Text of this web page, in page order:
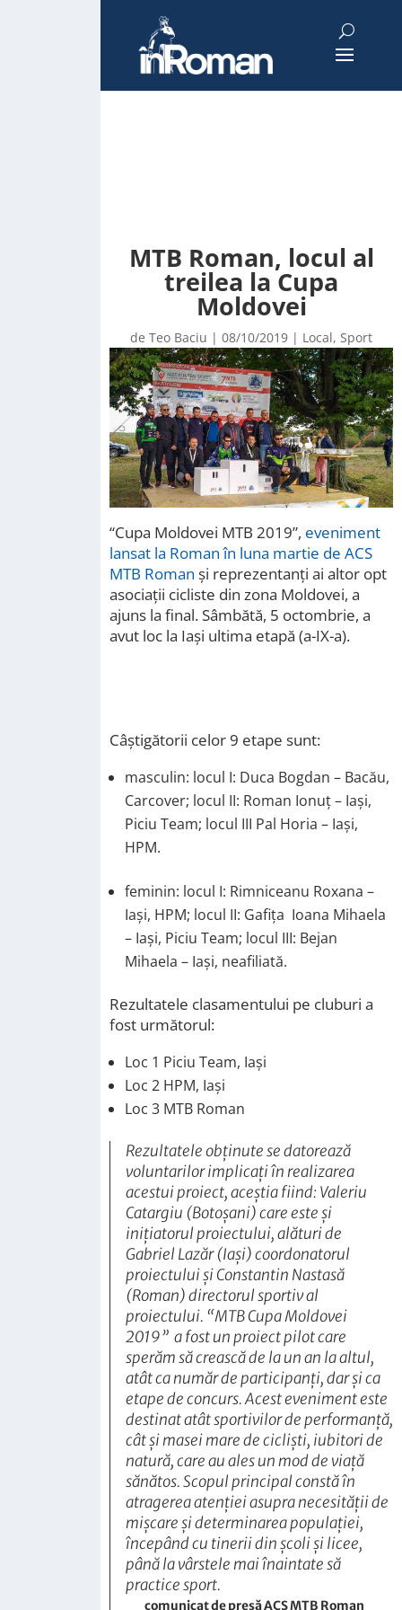
MTB Roman, locul al
treilea la Cupa
Moldovei
de Teo Baciu | 08/10/2019 | Local, Sport
“Cupa Moldovei MTB 2019”, eveniment
lansat la Roman în luna martie de ACS
MTB Roman și reprezentanți ai altor opt
asociații cicliste din zona Moldovei, a
ajuns la final. Sâmbătă, 5 octombrie, a
avut loc la Iași ultima etapă (a-IX-a).
Câștigătorii celor 9 etape sunt:
masculin: locul I: Duca Bogdan – Bacău,
Carcover; locul II: Roman Ionuț – Iași,
Piciu Team; locul III Pal Horia – Iași,
HPM.
feminin: locul I: Rimniceanu Roxana –
Iași, HPM; locul II: Gafița Ioana Mihaela
– Iași, Piciu Team; locul III: Bejan
Mihaela – Iași, neafiliată.
Rezultatele clasamentului pe cluburi a
fost următorul:
Loc 1 Piciu Team, Iași
Loc 2 HPM, Iași
Loc 3 MTB Roman
Rezultatele obținute se datorează
voluntarilor implicați în realizarea
acestui proiect, aceștia fiind: Valeriu
Catargiu (Botoșani) care este și
inițiatorul proiectului, alături de
Gabriel Lazăr (Iași) coordonatorul
proiectului și Constantin Nastasă
(Roman) directorul sportiv al
proiectului. “MTB Cupa Moldovei
2019” a fost un proiect pilot care
sperăm să crească de la un an la altul,
atât ca număr de participanți, dar și ca
etape de concurs. Acest eveniment este
destinat atât sportivilor de performanță,
cât și masei mare de cicliști, iubitori de
natură, care au ales un mod de viață
sănătos. Scopul principal constă în
atragerea atenției asupra necesității de
mișcare și determinarea populației,
începând cu tinerii din școli și licee,
până la vârstele mai înaintate să
practice sport.
comunicat de presă ACS MTB Roman